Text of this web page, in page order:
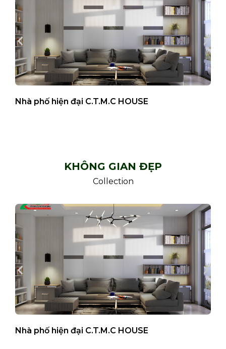
Nhà phố hiện đại C.T.M.C HOUSE
KHÔNG GIAN ĐẸP
Collection
Nhà phố hiện đại C.T.M.C HOUSE